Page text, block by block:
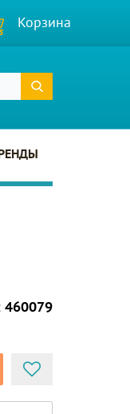
Корзина
460079